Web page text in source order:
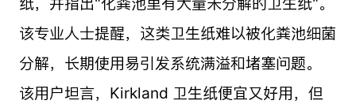
该专业人士提醒，这类卫生纸难以被化粪池细菌
分解，长期使用易引发系统满溢和堵塞问题。
该用户坦言，Kirkland 卫生纸便宜又好用，但